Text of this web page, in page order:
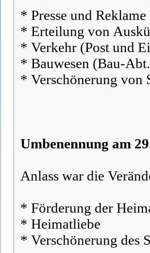
* Presse und
* Erteilung von
* Verkehr (Post und
* Bauwesen (Bau-
* Verschönerung von
Umbenennung am
Anlass war die
* Förderung der
* Heimatliebe
* Verschönerung des